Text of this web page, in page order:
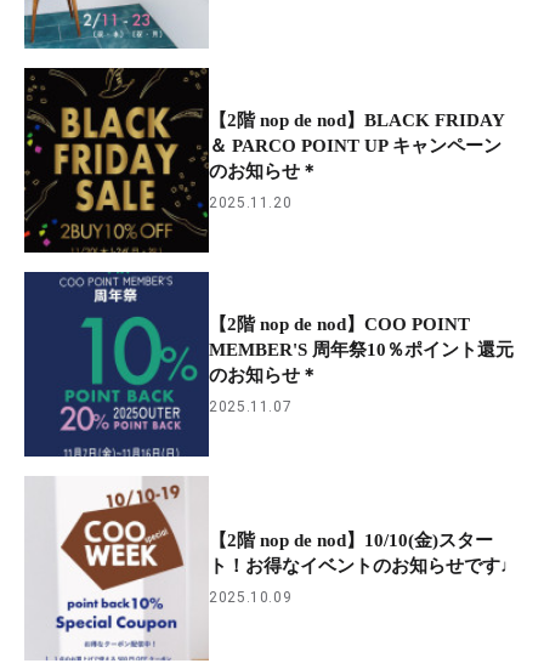
【2階 nop de nod】BLACK FRIDAY
＆ PARCO POINT UP キャンペーン
のお知らせ＊
2025.11.20
【2階 nop de nod】COO POINT
MEMBER'S 周年祭10％ポイント還元
のお知らせ＊
2025.11.07
【2階 nop de nod】10/10(金)スター
ト！お得なイベントのお知らせです♩
2025.10.09